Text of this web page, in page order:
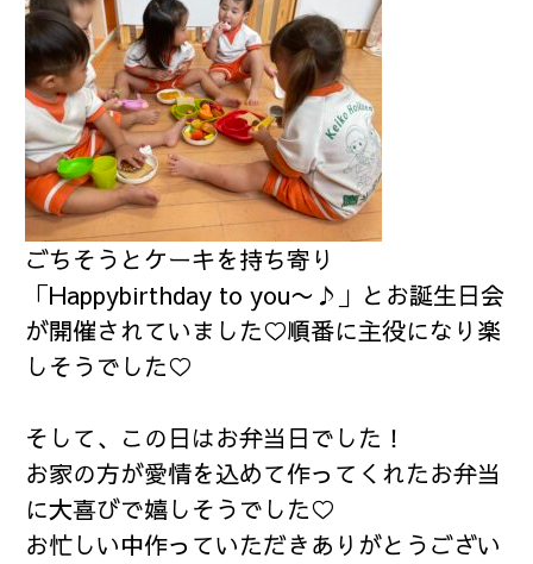
ごちそうとケーキを持ち寄り
「Happybirthday to you〜♪」とお誕生日会
が開催されていました♡順番に主役になり楽
しそうでした♡
そして、この日はお弁当日でした！
お家の方が愛情を込めて作ってくれたお弁当
に大喜びで嬉しそうでした♡
お忙しい中作っていただきありがとうござい